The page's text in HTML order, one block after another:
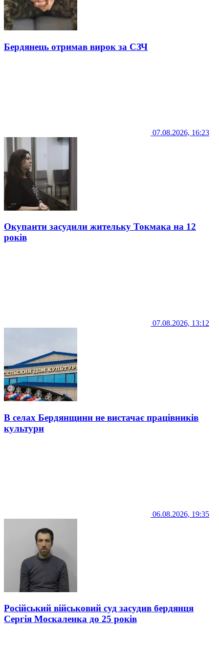
Бердянець отримав вирок за СЗЧ
07.08.2026, 16:23
Окупанти засудили жительку Токмака на 12
років
07.08.2026, 13:12
В селах Бердянщини не вистачає працівників
культури
06.08.2026, 19:35
Російський військовий суд засудив бердянця
Сергія Москаленка до 25 років